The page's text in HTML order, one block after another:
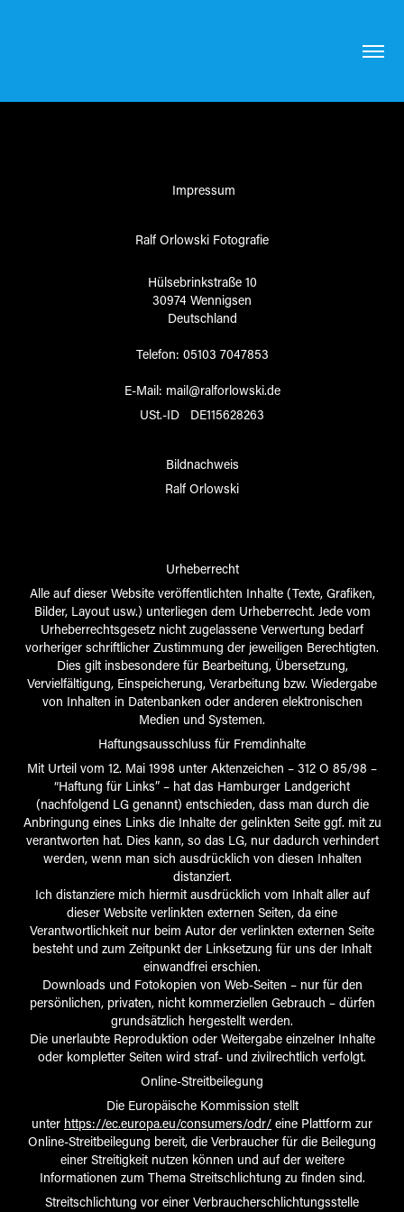
Impressum
Ralf Orlowski Fotografie
Hülsebrinkstraße 10
30974 Wennigsen
Deutschland
Telefon: 05103 7047853
E-Mail: mail@ralforlowski.de
USt.-ID DE115628263
Bildnachweis
Ralf Orlowski
Urheberrecht
Alle auf dieser Website veröffentlichten Inhalte (Texte, Grafiken,
Bilder, Layout usw.) unterliegen dem Urheberrecht. Jede vom
Urheberrechtsgesetz nicht zugelassene Verwertung bedarf
vorheriger schriftlicher Zustimmung der jeweiligen Berechtigten.
Dies gilt insbesondere für Bearbeitung, Übersetzung,
Vervielfältigung, Einspeicherung, Verarbeitung bzw. Wiedergabe
von Inhalten in Datenbanken oder anderen elektronischen
Medien und Systemen.
Haftungsausschluss für Fremdinhalte
Mit Urteil vom 12. Mai 1998 unter Aktenzeichen – 312 O 85/98 –
“Haftung für Links” – hat das Hamburger Landgericht
(nachfolgend LG genannt) entschieden, dass man durch die
Anbringung eines Links die Inhalte der gelinkten Seite ggf. mit zu
verantworten hat. Dies kann, so das LG, nur dadurch verhindert
werden, wenn man sich ausdrücklich von diesen Inhalten
distanziert.
Ich distanziere mich hiermit ausdrücklich vom Inhalt aller auf
dieser Website verlinkten externen Seiten, da eine
Verantwortlichkeit nur beim Autor der verlinkten externen Seite
besteht und zum Zeitpunkt der Linksetzung für uns der Inhalt
einwandfrei erschien.
Downloads und Fotokopien von Web-Seiten – nur für den
persönlichen, privaten, nicht kommerziellen Gebrauch – dürfen
grundsätzlich hergestellt werden.
Die unerlaubte Reproduktion oder Weitergabe einzelner Inhalte
oder kompletter Seiten wird straf- und zivilrechtlich verfolgt.
Online-Streitbeilegung
Die Europäische Kommission stellt
unter https://ec.europa.eu/consumers/odr/ eine Plattform zur
Online-Streitbeilegung bereit, die Verbraucher für die Beilegung
einer Streitigkeit nutzen können und auf der weitere
Informationen zum Thema Streitschlichtung zu finden sind.
Streitschlichtung vor einer Verbraucherschlichtungsstelle